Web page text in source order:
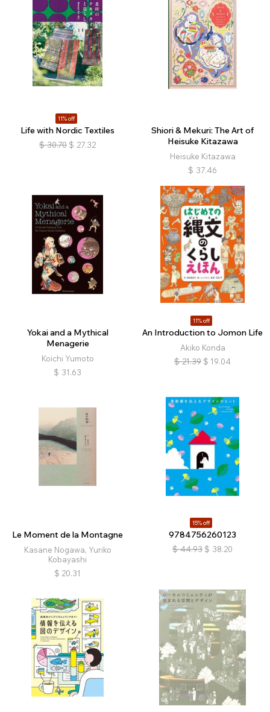
11% off
Life with Nordic Textiles
$ 30.70 $ 27.32
Shiori & Mekuri: The Art of
Heisuke Kitazawa
Heisuke Kitazawa
$ 37.46
Yokai and a Mythical
Menagerie
Koichi Yumoto
$ 31.63
11% off
An Introduction to Jomon Life
Akiko Konda
$ 21.39 $ 19.04
Le Moment de la Montagne
Kasane Nogawa, Yuriko
Kobayashi
$ 20.31
15% off
9784756260123
$ 44.93 $ 38.20